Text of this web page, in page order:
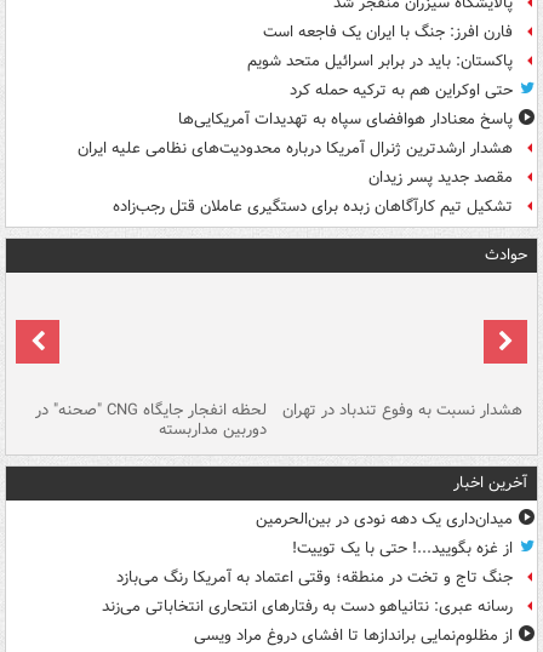
فارن افرز: جنگ با ایران یک فاجعه است
پاکستان: باید در برابر اسرائیل متحد شویم
حتی اوکراین هم به ترکیه حمله کرد
پاسخ معنادار هوافضای سپاه به تهدیدات آمریکایی‌ها
هشدار ارشدترین ژنرال آمریکا درباره محدودیت‌های نظامی علیه ایران
مقصد جدید پسر زیدان
تشکیل تیم کارآگاهان زبده برای دستگیری عاملان قتل رجب‌زاده
حوادث
هشدار نسبت به وفوع تندباد در تهران لحظه انفجار جایگاه CNG "صحنه" در
دوربین مداربسته
آخرین اخبار
میدان‌داری یک دهه نودی در بین‌الحرمین
از غزه بگویید...! حتی با یک توییت!
جنگ تاج و تخت در منطقه؛ وقتی اعتماد به آمریکا رنگ می‌بازد
رسانه عبری: نتانیاهو دست به رفتارهای انتحاری انتخاباتی می‌زند
از مظلوم‌نمایی براندازها تا افشای دروغ مراد ویسی